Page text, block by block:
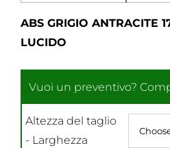
ABS GRIGIO ANTRACITE
LUCIDO
Altezza del taglio
- Larghezza